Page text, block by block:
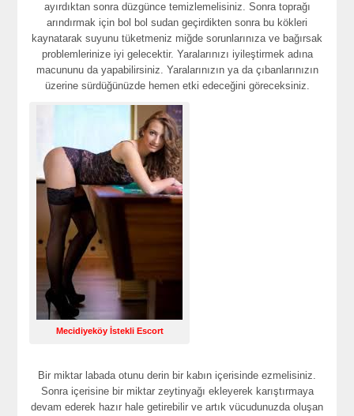
ayırdıktan sonra düzgünce temizlemelisiniz. Sonra toprağı
arındırmak için bol bol sudan geçirdikten sonra bu kökleri
kaynatarak suyunu tüketmeniz miğde sorunlarınıza ve bağırsak
problemlerinize iyi gelecektir. Yaralarınızı iyileştirmek adına
macununu da yapabilirsiniz. Yaralarınızın ya da çıbanlarınızın
üzerine sürdüğünüzde hemen etki edeceğini göreceksiniz.
Mecidiyeköy İstekli Escort
Bir miktar labada otunu derin bir kabın içerisinde ezmelisiniz.
Sonra içerisine bir miktar zeytinyağı ekleyerek karıştırmaya
devam ederek hazır hale getirebilir ve artık vücudunuzda oluşan